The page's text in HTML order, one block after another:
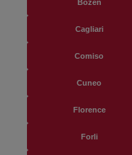
Bozen
Cagliari
Comiso
Cuneo
Florence
Forli